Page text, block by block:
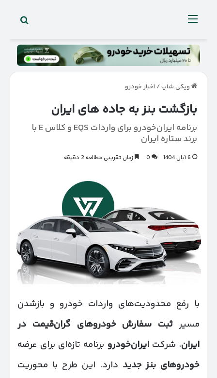
منو
ویکی شاپ/ اخبار خودرو
بازگشت بنز به جاده‌ های ایران
برنامه ایران‌خودرو برای واردات EQS و کلاس E با
برند ستاره ایران
6 آبان 1404 0 زمان تقریبی مطالعه 2 دقیقه
با رفع محدودیت‌های واردات خودرو و بازشدن
مسیرثبت سفارش خودروهای گران‌قیمت در
ایران، شرکتایران‌خودرو برنامه تازه‌ای برای عرضه
خودروهای بنز جدید دارد. این طرح با محوریت